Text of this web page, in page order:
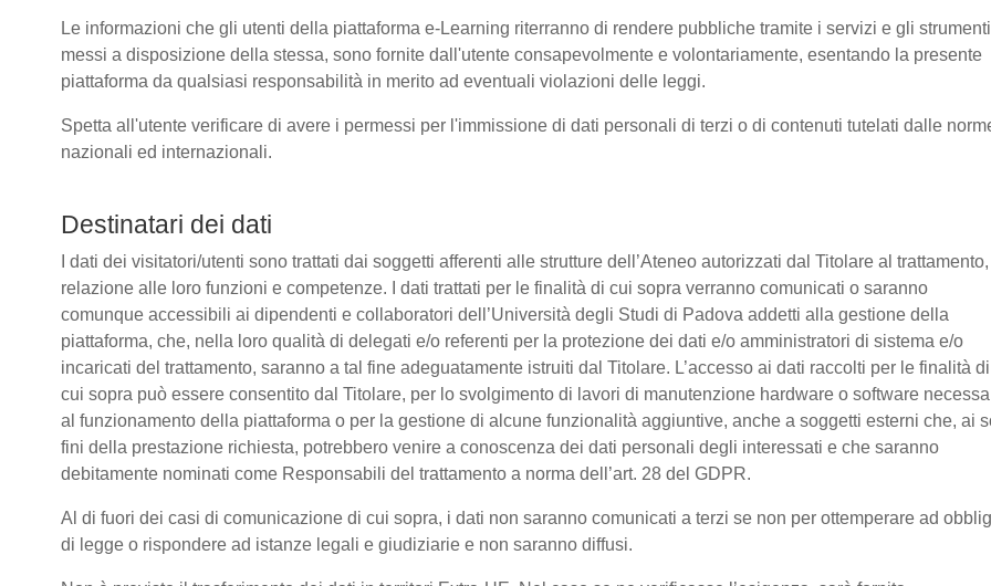
Le informazioni che gli utenti della piattaforma e-Learning riterranno di rendere pubbliche tramite i servizi e gli strumenti
messi a disposizione della stessa, sono fornite dall'utente consapevolmente e volontariamente, esentando la presente
piattaforma da qualsiasi responsabilità in merito ad eventuali violazioni delle leggi.
Spetta all'utente verificare di avere i permessi per l'immissione di dati personali di terzi o di contenuti tutelati dalle
nazionali ed internazionali.
Destinatari dei dati
I dati dei visitatori/utenti sono trattati dai soggetti afferenti alle strutture dell’Ateneo autorizzati dal Titolare al
relazione alle loro funzioni e competenze. I dati trattati per le finalità di cui sopra verranno comunicati o saranno
comunque accessibili ai dipendenti e collaboratori dell’Università degli Studi di Padova addetti alla gestione della
piattaforma, che, nella loro qualità di delegati e/o referenti per la protezione dei dati e/o amministratori di sistema e/o
incaricati del trattamento, saranno a tal fine adeguatamente istruiti dal Titolare. L’accesso ai dati raccolti per le finalità di
cui sopra può essere consentito dal Titolare, per lo svolgimento di lavori di manutenzione hardware o software
al funzionamento della piattaforma o per la gestione di alcune funzionalità aggiuntive, anche a soggetti esterni che, ai
fini della prestazione richiesta, potrebbero venire a conoscenza dei dati personali degli interessati e che saranno
debitamente nominati come Responsabili del trattamento a norma dell’art. 28 del GDPR.
Al di fuori dei casi di comunicazione di cui sopra, i dati non saranno comunicati a terzi se non per ottemperare ad
di legge o rispondere ad istanze legali e giudiziarie e non saranno diffusi.